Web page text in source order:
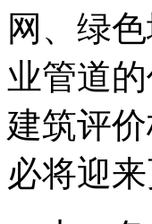
网、绿
业管道
建筑评
必将迎